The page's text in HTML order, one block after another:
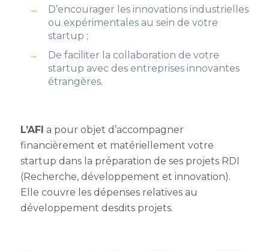
D’encourager les innovations industrielles
ou expérimentales au sein de votre
startup ;
De faciliter la collaboration de votre
startup avec des entreprises innovantes
étrangères.
L’AFI a pour objet d’accompagner
financièrement et matériellement votre
startup dans la préparation de ses projets RDI
(Recherche, développement et innovation).
Elle couvre les dépenses relatives au
développement desdits projets.